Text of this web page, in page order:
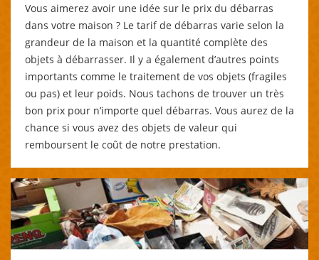
Vous aimerez avoir une idée sur le prix du débarras
dans votre maison ? Le tarif de débarras varie selon la
grandeur de la maison et la quantité complète des
objets à débarrasser. Il y a également d’autres points
importants comme le traitement de vos objets (fragiles
ou pas) et leur poids. Nous tachons de trouver un très
bon prix pour n’importe quel débarras. Vous aurez de la
chance si vous avez des objets de valeur qui
remboursent le coût de notre prestation.